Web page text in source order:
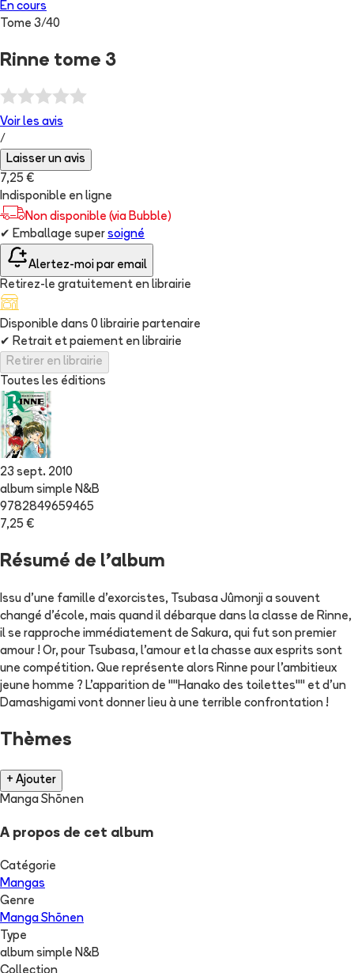
En cours
Tome 3/40
Rinne tome 3
Voir les avis
/
Laisser un avis
7,25 €
Indisponible en ligne
Non disponible (via Bubble)
✔ Emballage super soigné
Alertez-moi par email
Retirez-le gratuitement en librairie
Disponible dans 0 librairie partenaire
✔ Retrait et paiement en librairie
Retirer en librairie
Toutes les éditions
23 sept. 2010
album simple N&B
9782849659465
7,25 €
Résumé de l'album
Issu d'une famille d'exorcistes, Tsubasa Jûmonji a souvent
changé d'école, mais quand il débarque dans la classe de Rinne,
il se rapproche immédiatement de Sakura, qui fut son premier
amour ! Or, pour Tsubasa, l'amour et la chasse aux esprits sont
une compétition. Que représente alors Rinne pour l'ambitieux
jeune homme ? L'apparition de ""Hanako des toilettes"" et d'un
Damashigami vont donner lieu à une terrible confrontation !
Thèmes
+ Ajouter
Manga Shōnen
A propos de cet album
Catégorie
Mangas
Genre
Manga Shōnen
Type
album simple N&B
Collection